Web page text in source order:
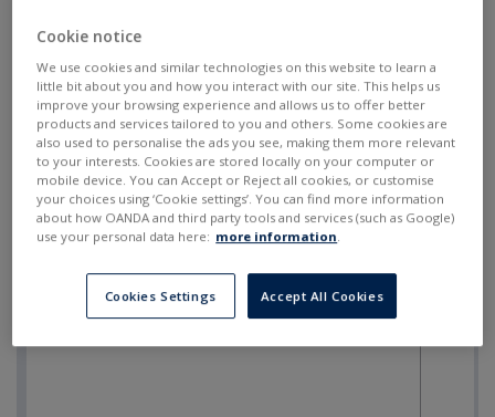
Cookie notice
We use cookies and similar technologies on this website to learn a
little bit about you and how you interact with our site. This helps us
improve your browsing experience and allows us to offer better
products and services tailored to you and others. Some cookies are
also used to personalise the ads you see, making them more relevant
to your interests. Cookies are stored locally on your computer or
mobile device. You can Accept or Reject all cookies, or customise
your choices using ‘Cookie settings’. You can find more information
about how OANDA and third party tools and services (such as Google)
use your personal data here: more information.
Cookies Settings Accept All Cookies